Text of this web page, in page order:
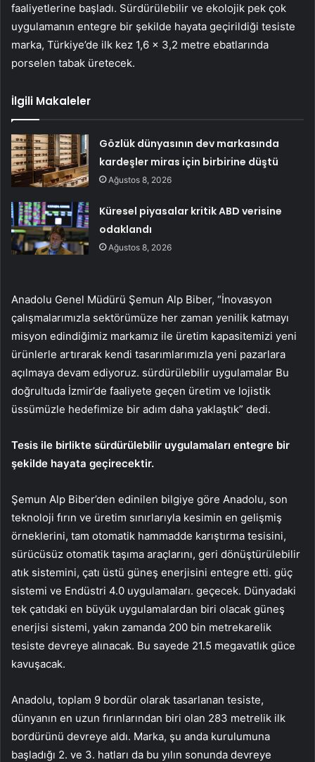
faaliyetlerine başladı. Sürdürülebilir ve ekolojik pek çok
uygulamanın entegre bir şekilde hayata geçirildiği tesiste
marka, Türkiye’de ilk kez 1,6 x 3,2 metre ebatlarında
porselen tabak üretecek.
İlgili Makaleler
Gözlük dünyasının dev markasında
kardeşler miras için birbirine düştü
Ağustos 8, 2026
Küresel piyasalar kritik ABD verisine
odaklandı
Ağustos 8, 2026
Anadolu Genel Müdürü Şemun Alp Biber, “İnovasyon
çalışmalarımızla sektörümüze her zaman yenilik katmayı
misyon edindiğimiz markamız ile üretim kapasitemizi yeni
ürünlerle artırarak kendi tasarımlarımızla yeni pazarlara
açılmaya devam ediyoruz. sürdürülebilir uygulamalar Bu
doğrultuda İzmir’de faaliyete geçen üretim ve lojistik
üssümüzle hedefimize bir adım daha yaklaştık” dedi.
Tesis ile birlikte sürdürülebilir uygulamaları entegre bir
şekilde hayata geçirecektir.
Şemun Alp Biber’den edinilen bilgiye göre Anadolu, son
teknoloji fırın ve üretim sınırlarıyla kesimin en gelişmiş
örneklerini, tam otomatik hammadde karıştırma tesisini,
sürücüsüz otomatik taşıma araçlarını, geri dönüştürülebilir
atık sistemini, çatı üstü güneş enerjisini entegre etti. güç
sistemi ve Endüstri 4.0 uygulamaları. geçecek. Dünyadaki
tek çatıdaki en büyük uygulamalardan biri olacak güneş
enerjisi sistemi, yakın zamanda 200 bin metrekarelik
tesiste devreye alınacak. Bu sayede 21.5 megavatlık güce
kavuşacak.
Anadolu, toplam 9 bordür olarak tasarlanan tesiste,
dünyanın en uzun fırınlarından biri olan 283 metrelik ilk
bordürünü devreye aldı. Marka, şu anda kurulumuna
başladığı 2. ve 3. hatları da bu yılın sonunda devreye